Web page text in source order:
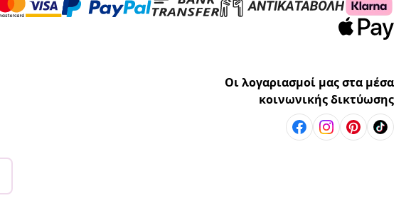
Οι λογαριασμοί μας στα μέσα
κοινωνικής δικτύωσης